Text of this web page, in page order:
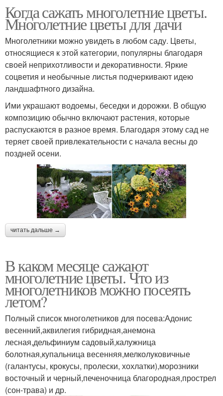
Когда сажать многолетние цветы.
Многолетние цветы для дачи
Многолетники можно увидеть в любом саду. Цветы,
относящиеся к этой категории, популярны благодаря
своей неприхотливости и декоративности. Яркие
соцветия и необычные листья подчеркивают идею
ландшафтного дизайна.
Ими украшают водоемы, беседки и дорожки. В общую
композицию обычно включают растения, которые
распускаются в разное время. Благодаря этому сад не
теряет своей привлекательности с начала весны до
поздней осени.
читать дальше →
В каком месяце сажают
многолетние цветы. Что из
многолетников можно посеять
летом?
Полный список многолетников для посева:Адонис
весенний,аквилегия гибридная,анемона
лесная,дельфиниум садовый,калужница
болотная,купальница весенняя,мелколуковичные
(галантусы, крокусы, пролески, хохлатки),морозники
восточный и черный,печеночница благородная,прострел
(сон-трава) и др.